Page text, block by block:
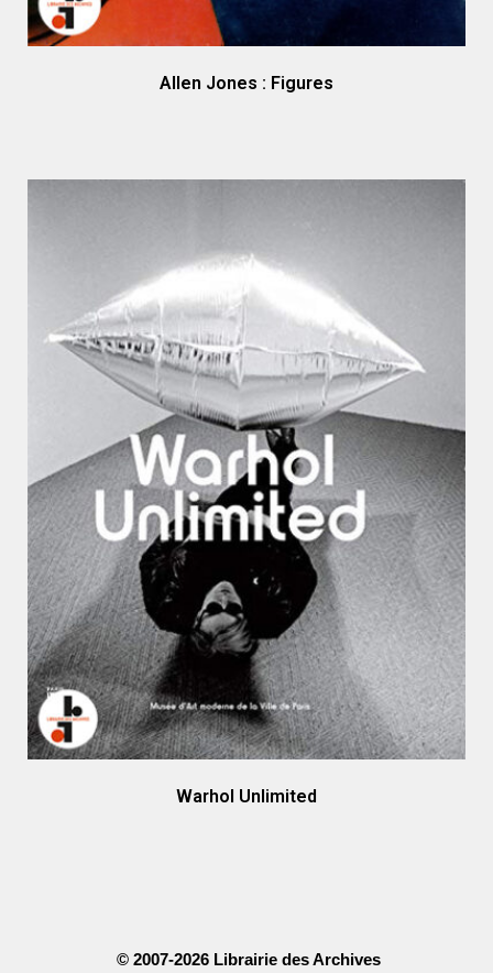
Allen Jones : Figures
Warhol Unlimited
© 2007-2026 Librairie des Archives